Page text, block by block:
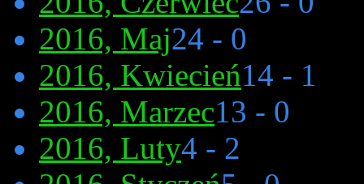
2016, Maj24 - 0
2016, Kwiecień14 - 1
2016, Marzec13 - 0
2016, Luty4 - 2